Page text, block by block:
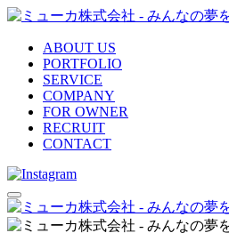
ABOUT US
PORTFOLIO
SERVICE
COMPANY
FOR OWNER
RECRUIT
CONTACT